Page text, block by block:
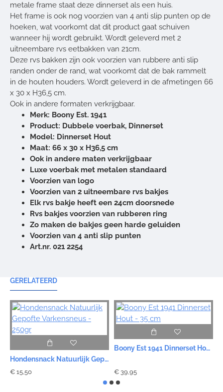
metale frame staat deze dinnerset als een huis.
Het frame is ook nog voorzien van 4 anti slip punten op de
hoeken, wat voorkomt dat dit product gaat schuiven
wanneer hij wordt gebruikt. Wordt geleverd met 2
uitneembare rvs eetbakken van 21cm.
Deze rvs bakken zijn ook voorzien van rubbere anti slip
randen onder de rand, wat voorkomt dat de bak rammelt
in de houten houders. Wordt geleverd in de afmetingen 66
x 30 x H36,5 cm.
Ook in andere formaten verkrijgbaar.
Merk: Boony Est. 1941
Product: Dubbele voerbak, Dinnerset
Model: Dinnerset Hout
Maat: 66 x 30 x H36,5 cm
Ook in andere maten verkrijgbaar
Luxe voerbak met metalen standaard
Voorzien van logo
Voorzien van 2 uitneembare rvs bakjes
Elk rvs bakje heeft een 24cm doorsnede
Rvs bakjes voorzien van rubberen ring
Zo maken de bakjes geen harde geluiden
Voorzien van 4 anti slip punten
Art.nr. 021 2254
GERELATEERD
Hondensnack Natuurlijk Gepofte Varkensneus - 250gr
€ 15,50
Boony Est 1941 Dinnerset Hout - 35 cm
€ 39,95